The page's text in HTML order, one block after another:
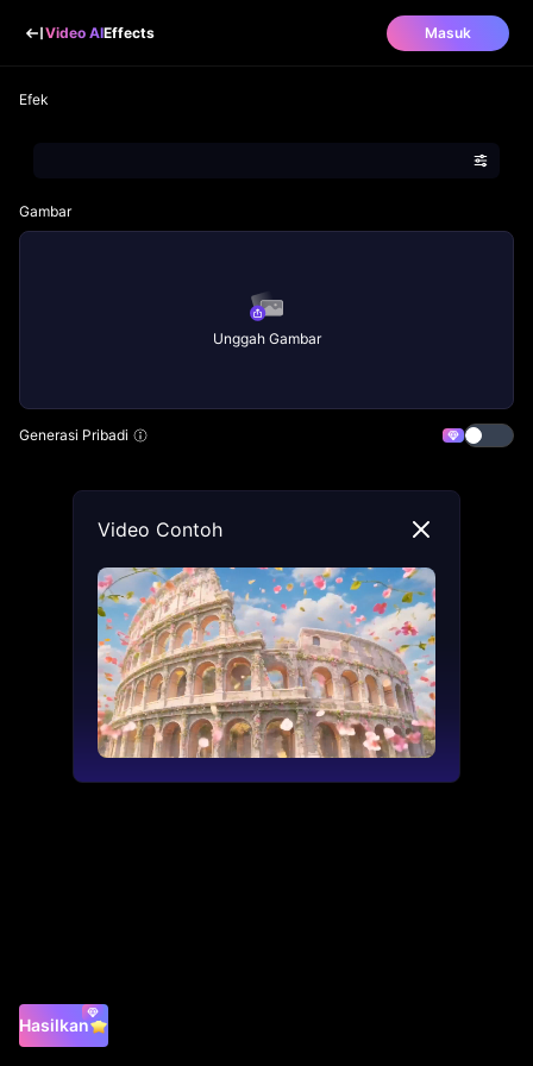
Video AIEffects Masuk
Efek
Gambar
Unggah Gambar
Generasi Pribadi
Hasilkan
Video Contoh